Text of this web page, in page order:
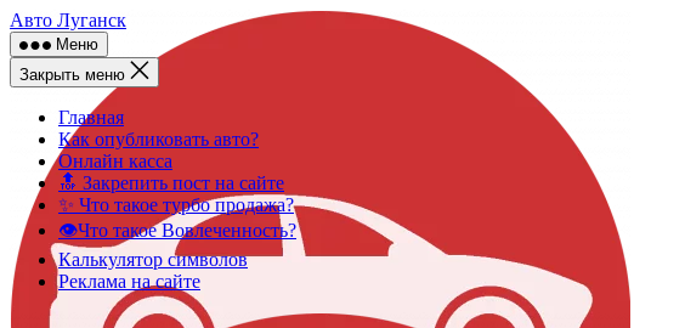
Skip
to
content
Авто Луганск
Меню
Закрыть меню
Главная
Как опубликовать авто?
Онлайн касса
🔝 Закрепить пост на сайте
✨ Что такое турбо продажа?
👁️Что такое Вовлеченность?
Калькулятор символов
Реклама на сайте